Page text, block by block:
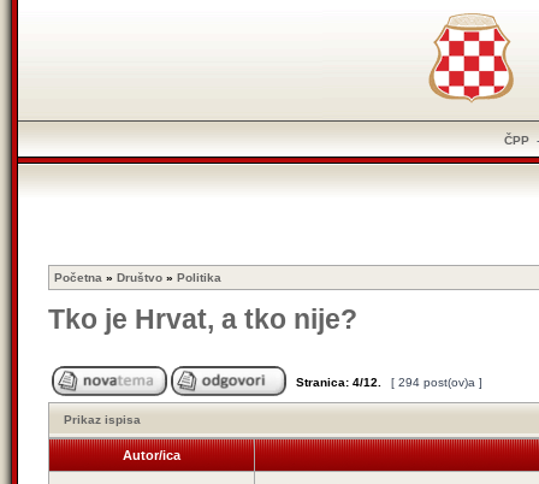
ČPP
Početna » Društvo » Politika
Tko je Hrvat, a tko nije?
Stranica: 4/12 [ 294 post(ov)a ]
Prikaz ispisa
Autor/ica